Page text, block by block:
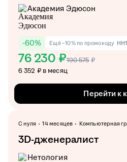
Академия Эдюсон
-60% Ещё −10% по промокоду
76 230 ₽190 575 ₽
6 352 ₽ в месяц
Перейти к
С нуля 14 месяцев Компьютерная
3D-дженералист
Нетология